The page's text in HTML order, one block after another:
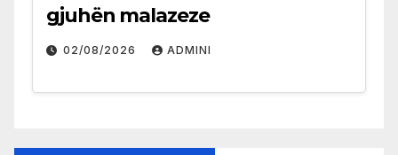
gjuhën malazeze
02/08/2026 ADMINI